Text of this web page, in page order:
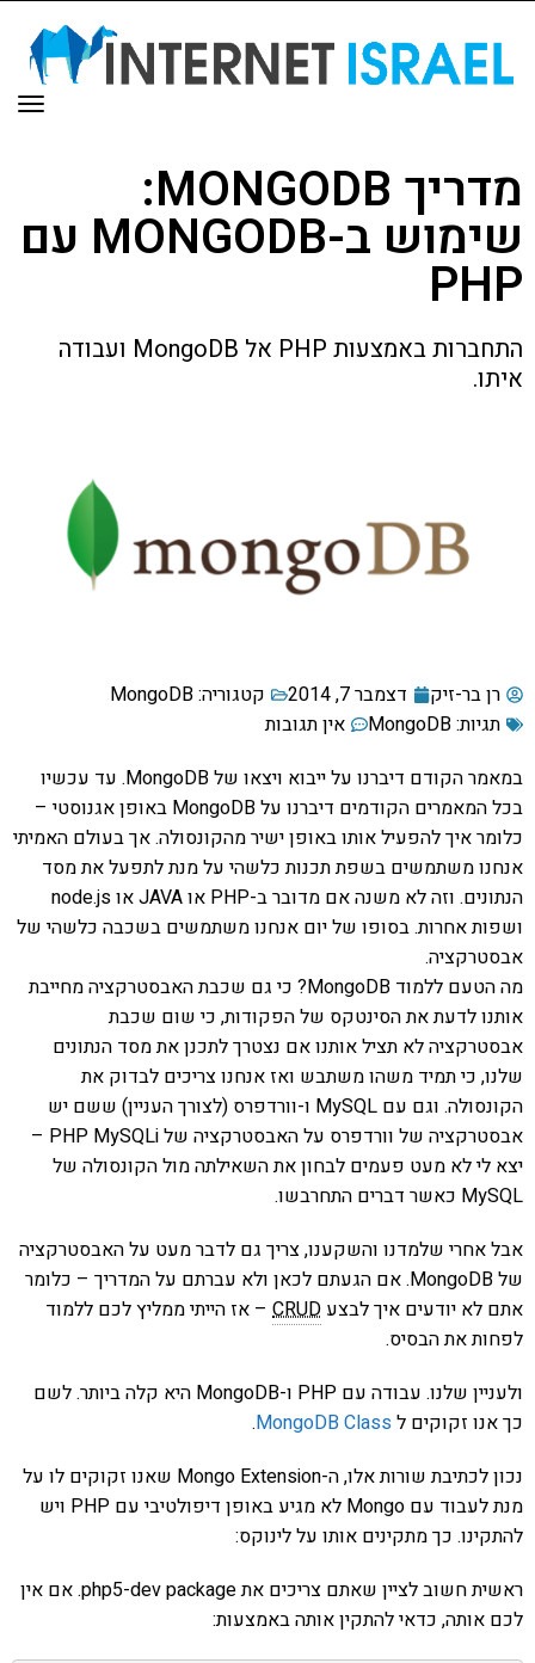
מדריך MONGODB:
שימוש ב-MONGODB עם
PHP
התחברות באמצעות PHP אל MongoDB ועבודה
איתו.
רן בר-זיק דצמבר 7, 2014 קטגוריה:MongoDB
תגיות:MongoDB
אין תגובות
במאמר הקודם דיברנו על ייבוא ויצאו של MongoDB. עד עכשיו
בכל המאמרים הקודמים דיברנו על MongoDB באופן אגנוסטי –
כלומר איך להפעיל אותו באופן ישיר מהקונסולה. אך בעולם האמיתי
אנחנו משתמשים בשפת תכנות כלשהי על מנת לתפעל את מסד
הנתונים. וזה לא משנה אם מדובר ב-PHP או JAVA או node.js
ושפות אחרות. בסופו של יום אנחנו משתמשים בשכבה כלשהי של
אבסטרקציה.
מה הטעם ללמוד MongoDB? כי גם שכבת האבסטרקציה מחייבת
אותנו לדעת את הסינטקס של הפקודות, כי שום שכבת
אבסטרקציה לא תציל אותנו אם נצטרך לתכנן את מסד הנתונים
שלנו, כי תמיד משהו משתבש ואז אנחנו צריכים לבדוק את
הקונסולה. וגם עם MySQL ו-וורדפרס (לצורך העניין) ששם יש
אבסטרקציה של וורדפרס על האבסטרקציה של PHP MySQLi –
יצא לי לא מעט פעמים לבחון את השאילתה מול הקונסולה של
MySQL כאשר דברים התחרבשו.
אבל אחרי שלמדנו והשקענו, צריך גם לדבר מעט על האבסטרקציה
של MongoDB. אם הגעתם לכאן ולא עברתם על המדריך – כלומר
אתם לא יודעים איך לבצע CRUD – אז הייתי ממליץ לכם ללמוד
לפחות את הבסיס.
ולעניין שלנו. עבודה עם PHP ו-MongoDB היא קלה ביותר. לשם
כך אנו זקוקים ל MongoDB Class
.
נכון לכתיבת שורות אלו, ה-Mongo Extension שאנו זקוקים לו על
מנת לעבוד עם Mongo לא מגיע באופן דיפולטיבי עם PHP ויש
להתקינו. כך מתקינים אותו על לינוקס:
ראשית חשוב לציין שאתם צריכים את php5-dev package. אם אין
לכם אותה, כדאי להתקין אותה באמצעות: